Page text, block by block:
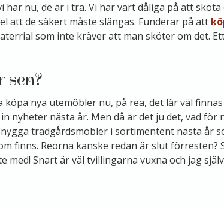
har nu, de är i trä. Vi har vart dåliga på att sköta
att de säkert måste slängas. Funderar på att
som inte kräver att man sköter om det.
sen?
köpa nya utemöbler nu, på rea, det lär väl
nyheter nästa år. Men då är det ju det, vad för
trädgårdsmöbler i sortimentent nästa år
finns. Reorna kanske redan är slut
med! Snart är väl tvillingarna vuxna och jag